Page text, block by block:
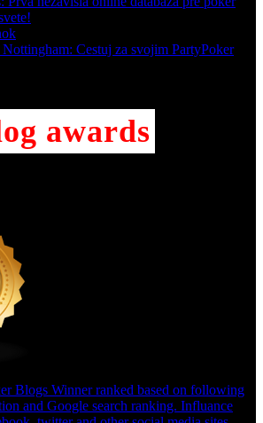
Cestuj za svojim PartyPoker
awards
Blogs Winner ranked based on following
and Google search ranking. Influance